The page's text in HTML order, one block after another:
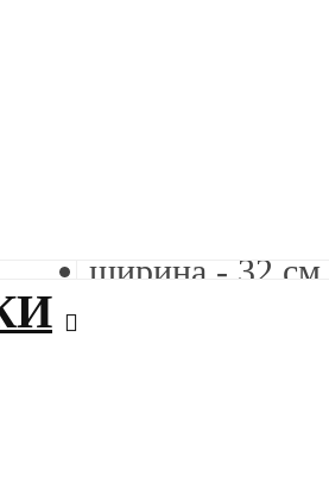
ширина - 32 см